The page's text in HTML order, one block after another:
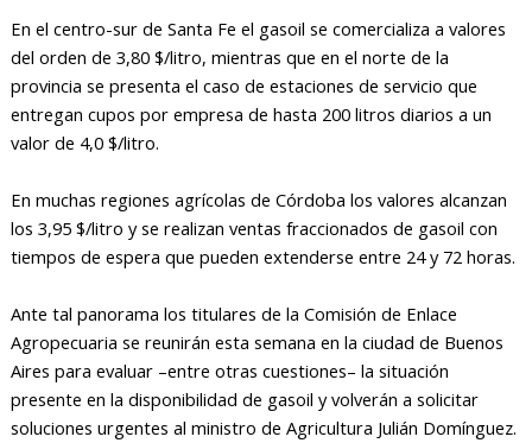
En el centro-sur de Santa Fe el gasoil se comercializa a valores
del orden de 3,80 $/litro, mientras que en el norte de la
provincia se presenta el caso de estaciones de servicio que
entregan cupos por empresa de hasta 200 litros diarios a un
valor de 4,0 $/litro.
En muchas regiones agrícolas de Córdoba los valores alcanzan
los 3,95 $/litro y se realizan ventas fraccionados de gasoil con
tiempos de espera que pueden extenderse entre 24 y 72 horas.
Ante tal panorama los titulares de la Comisión de Enlace
Agropecuaria se reunirán esta semana en la ciudad de Buenos
Aires para evaluar –entre otras cuestiones– la situación
presente en la disponibilidad de gasoil y volverán a solicitar
soluciones urgentes al ministro de Agricultura Julián Domínguez.